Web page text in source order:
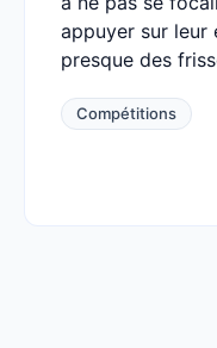
appuyer sur leur
presque des
Compétitions